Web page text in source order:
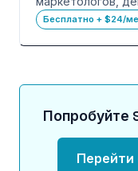
Бесплатно + $24/
Попробуйте
Перейти